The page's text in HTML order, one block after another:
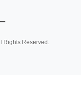
Rights Reserved.